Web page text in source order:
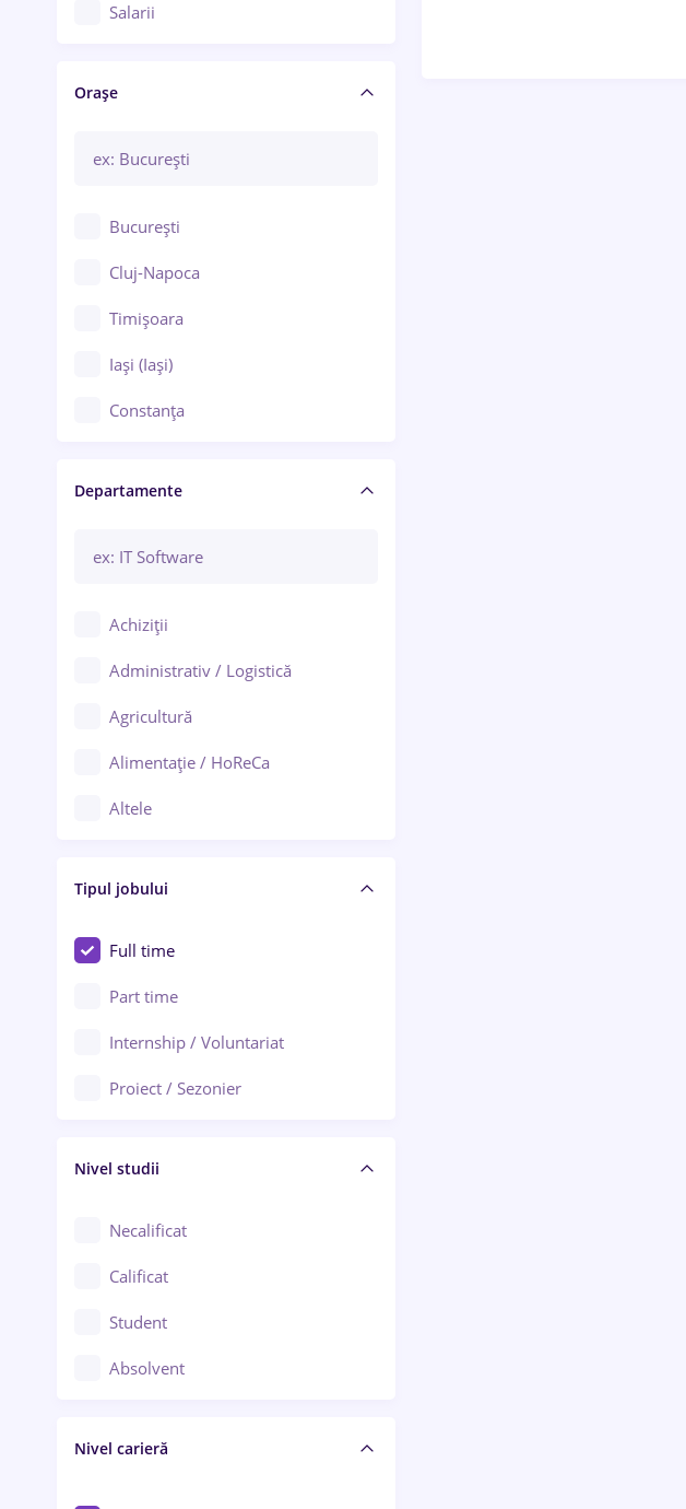
Salarii
Orașe
București
Cluj-Napoca
Timișoara
Iași (Iași)
Constanța
Brașov
Bacău
Galați (Galați)
Ploiești
Arad
Baia Mare
Bârlad
Bistrița (Bistrița-Năsăud)
Departamente
Achiziții
Administrativ / Logistică
Agricultură
Alimentație / HoReCa
Altele
Asigurări
Au pair / Babysitter / Curățenie
Audit / Consultanță
Auto / Echipamente
Automatizări
Cercetare - dezvoltare
Chimie / Biochimie
Confecții / Design vestimentar
Construcții / Instalații
Controlul calității
Educație / Training / Arte
Tipul jobului
Full time
Part time
Internship / Voluntariat
Proiect / Sezonier
Nivel studii
Necalificat
Calificat
Student
Absolvent
Nivel carieră